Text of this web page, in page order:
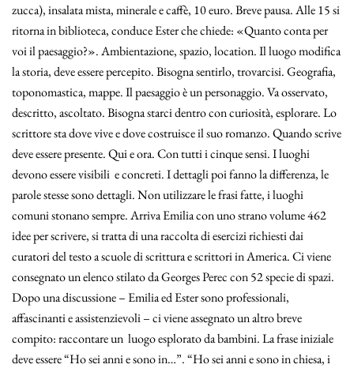
zucca), insalata mista, minerale e caffè, 10 euro. Breve pausa. Alle 15 si
ritorna in biblioteca, conduce Ester che chiede: «Quanto conta per
voi il paesaggio?». Ambientazione, spazio, location. Il luogo modifica
la storia, deve essere percepito. Bisogna sentirlo, trovarcisi. Geografia,
toponomastica, mappe. Il paesaggio è un personaggio. Va osservato,
descritto, ascoltato. Bisogna starci dentro con curiosità, esplorare. Lo
scrittore sta dove vive e dove costruisce il suo romanzo. Quando scrive
deve essere presente. Qui e ora. Con tutti i cinque sensi. I luoghi
devono essere visibili e concreti. I dettagli poi fanno la differenza, le
parole stesse sono dettagli. Non utilizzare le frasi fatte, i luoghi
comuni stonano sempre. Arriva Emilia con uno strano volume 462
idee per scrivere, si tratta di una raccolta di esercizi richiesti dai
curatori del testo a scuole di scrittura e scrittori in America. Ci viene
consegnato un elenco stilato da Georges Perec con 52 specie di spazi.
Dopo una discussione – Emilia ed Ester sono professionali,
affascinanti e assistenzievoli – ci viene assegnato un altro breve
compito: raccontare un luogo esplorato da bambini. La frase iniziale
deve essere “Ho sei anni e sono in…”. “Ho sei anni e sono in chiesa, i